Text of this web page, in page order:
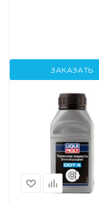
ЗАКАЗАТЬ